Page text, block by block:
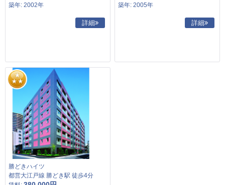
築年: 2002年
詳細
築年: 2005年
詳細
勝どきハイツ
都営大江戸線 勝どき駅 徒歩4分